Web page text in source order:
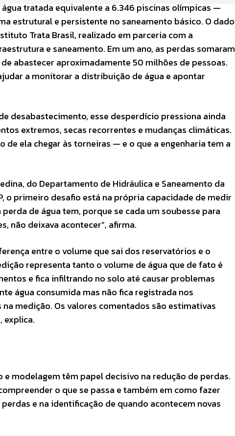
tratada equivalente a 6.346 piscinas olímpicas —
estrutural e persistente no saneamento básico. O dado
Trata Brasil, realizado em parceria com a
e saneamento. Em um ano, as perdas somaram
abastecer aproximadamente 50 milhões de pessoas.
a monitorar a distribuição de água e apontar
desabastecimento, esse desperdício pressiona ainda
extremos, secas recorrentes e mudanças climáticas.
de ela chegar às torneiras — e o que a engenharia tem a
do Departamento de Hidráulica e Saneamento da
o primeiro desafio está na própria capacidade de medir
de água tem, porque se cada um soubesse para
não deixava acontecer”, afirma.
entre o volume que sai dos reservatórios e o
representa tanto o volume de água que de fato é
e fica infiltrando no solo até causar problemas
água consumida mas não fica registrada nos
medição. Os valores comentados são estimativas
explica.
modelagem têm papel decisivo na redução de perdas.
o que se passa e também em como fazer
e na identificação de quando acontecem novas